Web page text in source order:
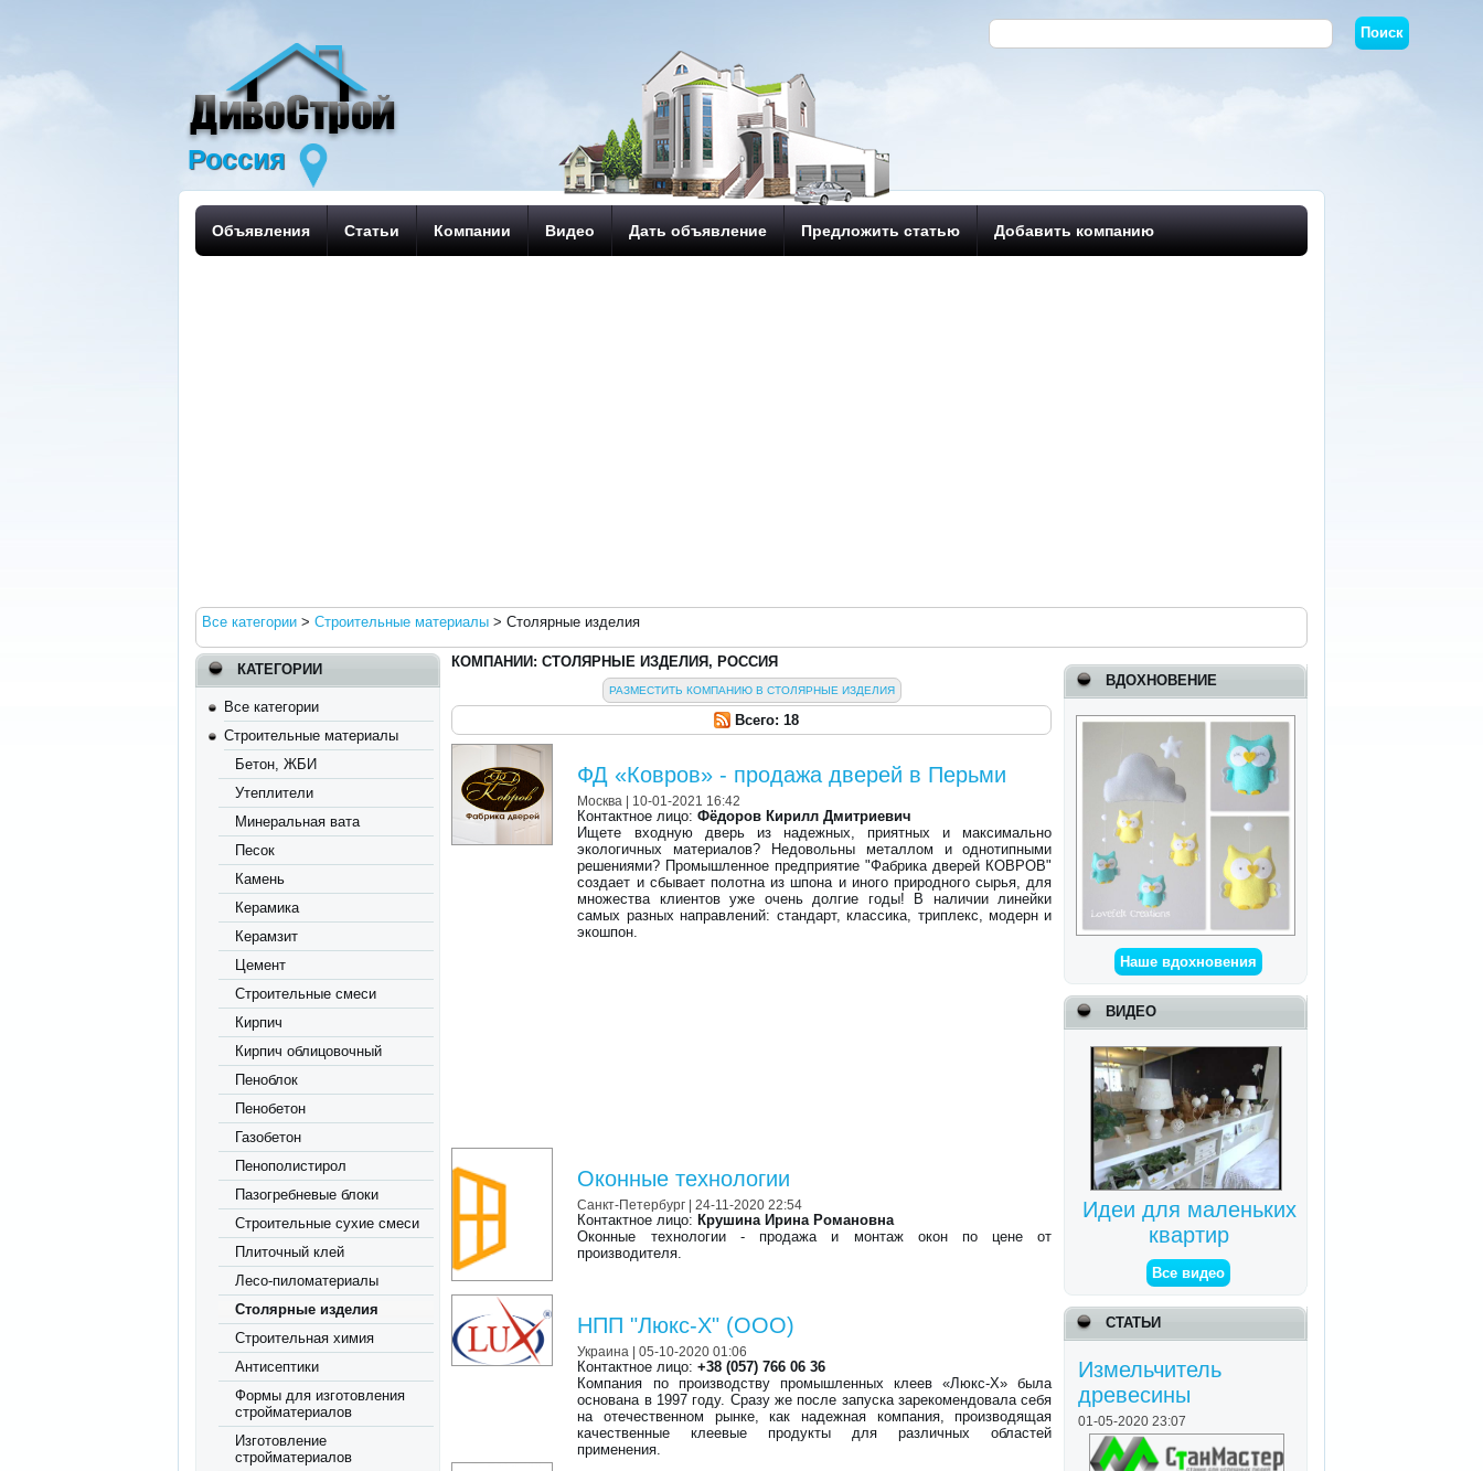
Россия
Объявления Статьи Компании Видео Дать объявление Предложить статью Добавить компанию
Все категории >Строительные материалы >Столярные изделия
КАТЕГОРИИ
Все категории
Строительные материалы
Бетон, ЖБИ
Утеплители
Минеральная вата
Песок
Камень
Керамика
Керамзит
Цемент
Строительные смеси
Кирпич
Кирпич облицовочный
Пеноблок
Пенобетон
Газобетон
Пенополистирол
Пазогребневые блоки
Строительные сухие смеси
Плиточный клей
Лесо-пиломатериалы
Столярные изделия
Строительная химия
Антисептики
Формы для изготовления
стройматериалов
Изготовление
стройматериалов
ВДОХНОВЕНИЕ
Наше вдохновения
ВИДЕО
Идеи для маленьких
квартир
Все видео
СТАТЬИ
Измельчитель
древесины
01-05-2020 23:07
КОМПАНИИ: СТОЛЯРНЫЕ ИЗДЕЛИЯ, РОССИЯ
РАЗМЕСТИТЬ КОМПАНИЮ В СТОЛЯРНЫЕ ИЗДЕЛИЯ
Всего: 18
ФД «Ковров» - продажа дверей в Перьми
Москва | 10-01-2021 16:42
Контактное лицо:Фёдоров Кирилл Дмитриевич
Ищете входную дверь из надежных, приятных и максимально
экологичных материалов? Недовольны металлом и однотипными
решениями? Промышленное предприятие "Фабрика дверей КОВРОВ"
создает и сбывает полотна из шпона и иного природного сырья, для
множества клиентов уже очень долгие годы! В наличии линейки
самых разных направлений: стандарт, классика, триплекс, модерн и
экошпон.
Оконные технологии
Санкт-Петербург | 24-11-2020 22:54
Контактное лицо: Крушина Ирина Романовна
Оконные технологии - продажа и монтаж окон по цене от
производителя.
НПП "Люкс-Х" (ООО)
Украина | 05-10-2020 01:06
Контактное лицо:+38 (057) 766 06 36
Компания по производству промышленных клеев «Люкс-Х» была
основана в 1997 году. Сразу же после запуска зарекомендовала себя
на отечественном рынке, как надежная компания, производящая
качественные клеевые продукты для различных областей
применения.